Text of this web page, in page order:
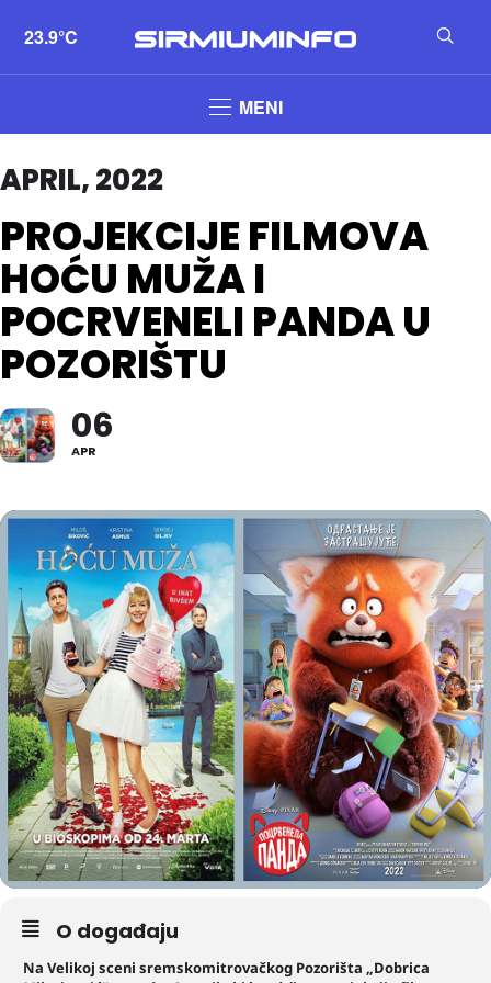
23.9°C
MENI
APRIL, 2022
PROJEKCIJE FILMOVA
HOĆU MUŽA I
POCRVENELI PANDA U
POZORIŠTU
06
APR
O događaju
Na Velikoj sceni sremskomitrovačkog Pozorišta „Dobrica